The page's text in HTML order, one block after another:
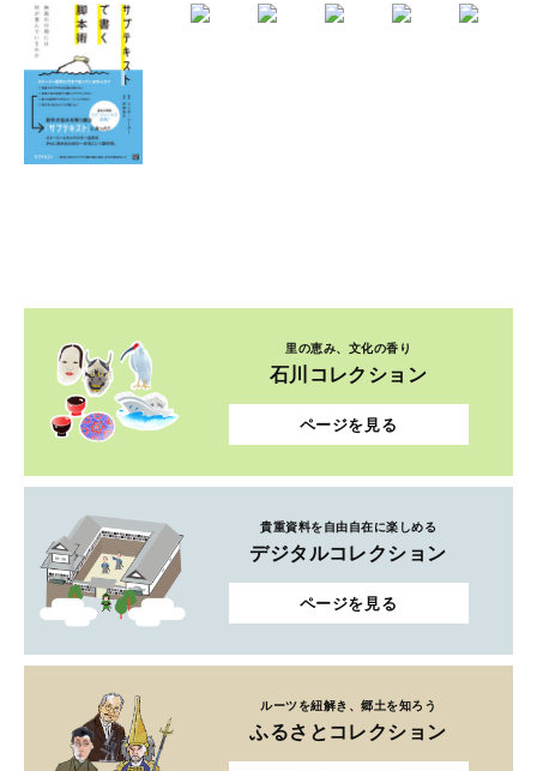
里の恵み、文化の香り
石川コレクション
ページを見る
貴重資料を自由自在に楽しめる
デジタルコレクション
ページを見る
ルーツを紐解き、郷土を知ろう
ふるさとコレクション